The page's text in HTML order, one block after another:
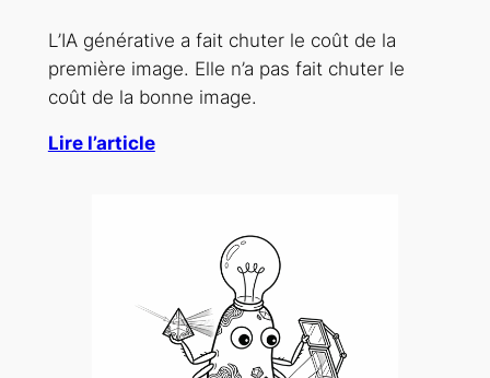
L’IA générative a fait chuter le coût de la
première image. Elle n’a pas fait chuter le
coût de la bonne image.
Lire l’article